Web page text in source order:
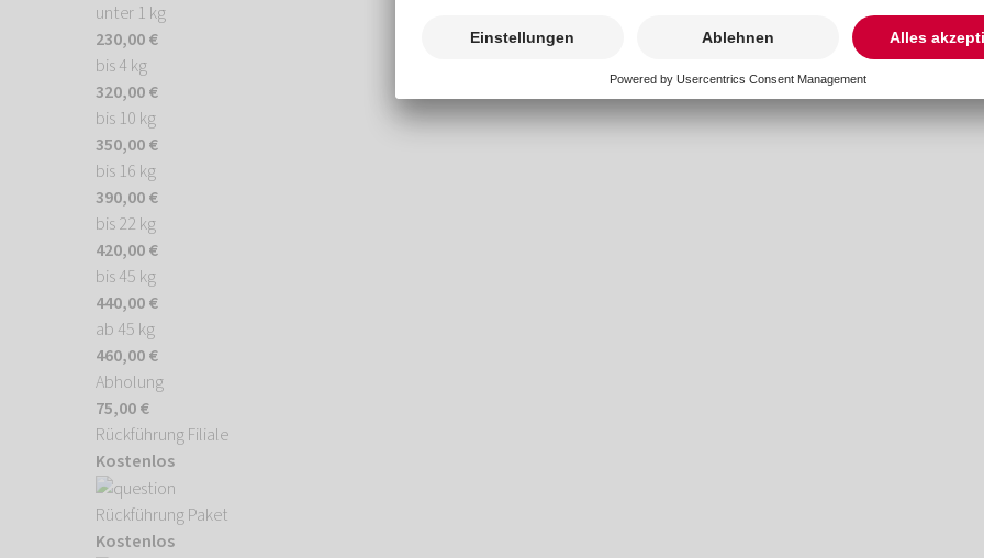
unter 1 kg
230,00 €
bis 4 kg
320,00 €
bis 10 kg
350,00 €
bis 16 kg
390,00 €
bis 22 kg
420,00 €
bis 45 kg
440,00 €
ab 45 kg
460,00 €
Abholung
75,00 €
Rückführung Filiale
Kostenlos
Rückführung Paket
Kostenlos